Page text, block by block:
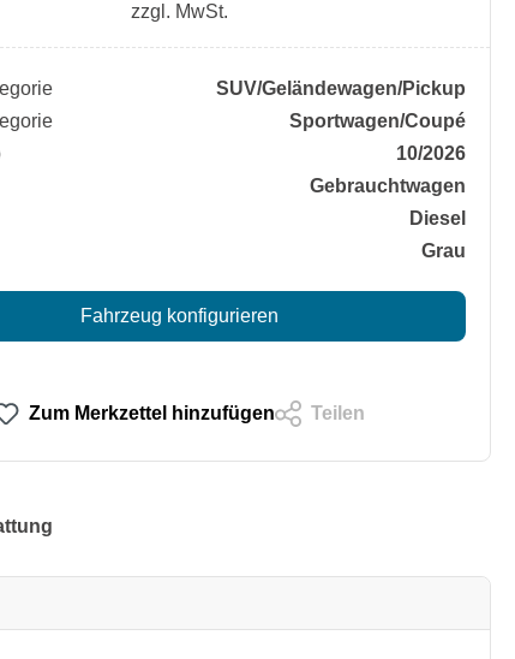
zzgl. MwSt.
SUV/​Geländewagen/​Pickup
Sportwagen/​Coupé
10/2026
Gebrauchtwagen
Diesel
Grau
Fahrzeug konfigurieren
Zum Merkzettel hinzufügen Teilen